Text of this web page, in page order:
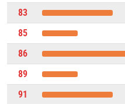
83
85
86
89
91